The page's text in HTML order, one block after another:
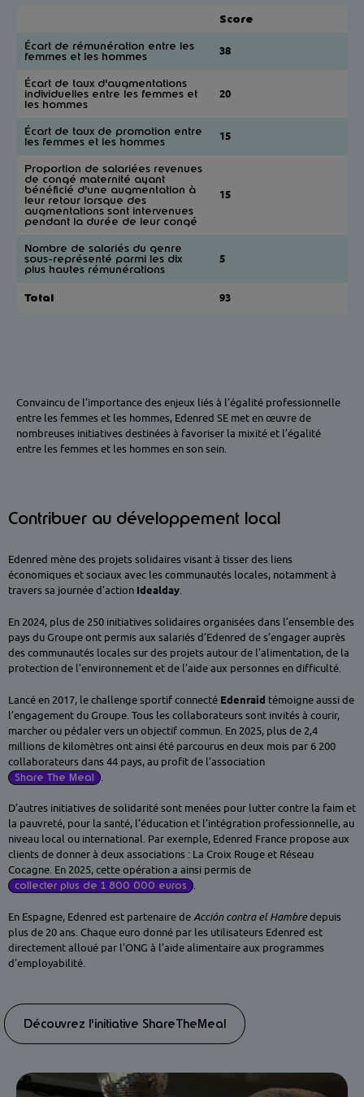
Score
Écart de rémunération entre les
femmes et les hommes 38
Écart de taux d'augmentations
individuelles entre les femmes et
les hommes
20
Écart de taux de promotion entre
les femmes et les hommes 15
Proportion de salariées revenues
de congé maternité ayant
bénéficié d'une augmentation à
leur retour lorsque des
augmentations sont intervenues
pendant la durée de leur congé
15
Nombre de salariés du genre
sous-représenté parmi les dix
plus hautes rémunérations
5
Total 93
Convaincu de l’importance des enjeux liés à l’égalité professionnelle
entre les femmes et les hommes, Edenred SE met en œuvre de
nombreuses initiatives destinées à favoriser la mixité et l’égalité
entre les femmes et les hommes en son sein.
Contribuer au développement local
Edenred mène des projets solidaires visant à tisser des liens
économiques et sociaux avec les communautés locales, notamment à
travers sa journée d’action Idealday
En 2024, plus de 250 initiatives solidaires organisées dans l’ensemble des
pays du Groupe ont permis aux salariés d’Edenred de s’engager auprès
des communautés locales sur des projets autour de l’alimentation, de la
protection de l’environnement et de l’aide aux personnes en difficulté.
Lancé en 2017, le challenge sportif connecté Edenraid témoigne aussi de
l’engagement du Groupe. Tous les collaborateurs sont invités à courir,
marcher ou pédaler vers un objectif commun. En 2025, plus de 2,4
millions de kilomètres ont ainsi été parcourus en deux mois par 6 200
collaborateurs dans 44 pays, au profit de l’association
Share The Meal
D’autres initiatives de solidarité sont menées pour lutter contre la faim et
la pauvreté, pour la santé, l’éducation et l’intégration professionnelle, au
niveau local ou international. Par exemple, Edenred France propose aux
clients de donner à deux associations : La Croix Rouge et Réseau
Cocagne. En 2025, cette opération a ainsi permis de
collecter plus de 1 800 000 euros
En Espagne, Edenred est partenaire de Acción contra el Hambredepuis
plus de 20 ans. Chaque euro donné par les utilisateurs Edenred est
directement alloué par l'ONG à l’aide alimentaire aux programmes
d’employabilité.
Découvrez l'initiative ShareTheMeal